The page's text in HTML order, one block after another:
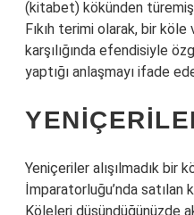
(kitabet) kökünden türemiş
Fıkıh terimi olarak, bir
karşılığında efendisiyle
yaptığı anlaşmayı ifade
Yeniçeriler alışılmadık bir
İmparatorluğu’nda satılan
Köleleri düşündüğünüzde